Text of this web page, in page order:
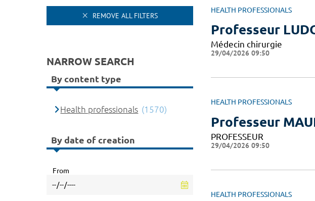
HEALTH PROFESSIONALS
Professeur
Médecin chirurgie
29/04/2026 09:50
HEALTH PROFESSIONALS
Professeur
PROFESSEUR
29/04/2026 09:50
HEALTH PROFESSIONALS
REMOVE ALL FILTERS
NARROW SEARCH
By content type
Health professionals (1570)
By date of creation
From